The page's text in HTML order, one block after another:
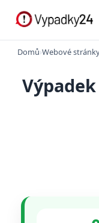
Domů›Webové